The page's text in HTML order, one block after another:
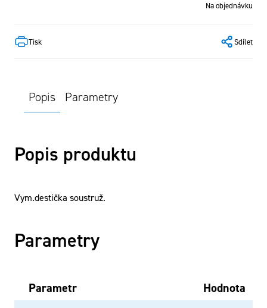
Tisk Sdílet
Na objednávku
Popis Parametry
Popis produktu
Vym.destička soustruž.
Parametry
Parametr Hodnota